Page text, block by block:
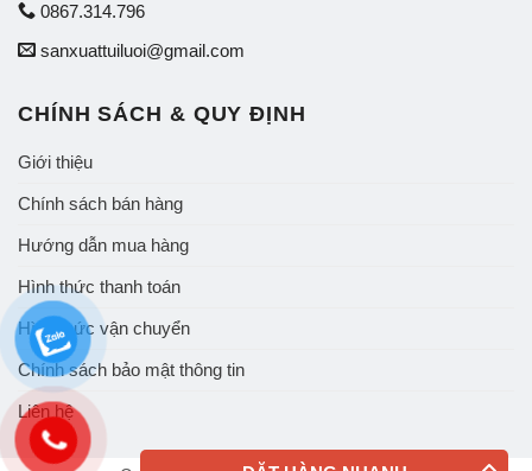
0867.314.796
sanxuattuiluoi@gmail.com
CHÍNH SÁCH & QUY ĐỊNH
Giới thiệu
Chính sách bán hàng
Hướng dẫn mua hàng
Hình thức thanh toán
Hình thức vận chuyển
Chính sách bảo mật thông tin
Liên hệ